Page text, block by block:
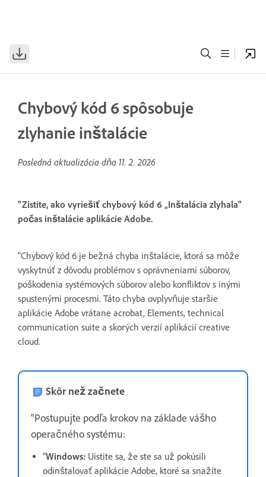
Chybový kód 6 spôsobuje
zlyhanie inštalácie
Posledná aktualizácia dňa 11. 2. 2026
"Zistite, ako vyriešiť chybový kód 6 „Inštalácia zlyhala"
počas inštalácie aplikácie Adobe.
"Chybový kód 6 je bežná chyba inštalácie, ktorá sa môže
vyskytnúť z dôvodu problémov s oprávneniami súborov,
poškodenia systémových súborov alebo konfliktov s inými
spustenými procesmi. Táto chyba ovplyvňuje staršie
aplikácie Adobe vrátane acrobat, Elements, technical
communication suite a skorých verzií aplikácií creative
cloud.
Skôr než začnete
"Postupujte podľa krokov na základe vášho
operačného systému:
"Windows: Uistite sa, že ste sa už pokúsili
odinštalovať aplikácie Adobe, ktoré sa snažíte